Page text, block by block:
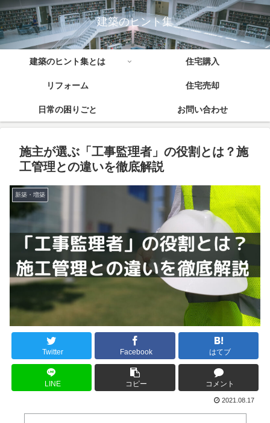
建築のヒント集
建築のヒント集とは 住宅購入
リフォーム 住宅売却
日常の困りごと お問い合わせ
施主が選ぶ「工事監理者」の役割とは？施
工管理との違いを徹底解説
新築・増築
Twitter Facebook はてブ
LINE コピー コメント
2021.08.17